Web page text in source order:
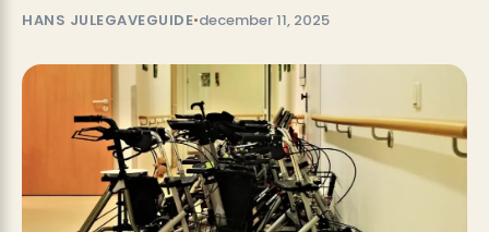
HANS JULEGAVEGUIDE•december 11, 2025